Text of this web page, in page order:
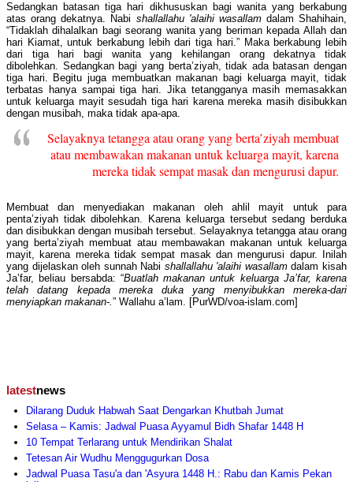
Sedangkan batasan tiga hari dikhususkan bagi wanita yang berkabung
atas orang dekatnya. Nabi shallallahu 'alaihi wasallamdalam Shahihain,
“Tidaklah dihalalkan bagi seorang wanita yang beriman kepada Allah dan
hari Kiamat, untuk berkabung lebih dari tiga hari.” Maka berkabung lebih
dari tiga hari bagi wanita yang kehilangan orang dekatnya tidak
dibolehkan. Sedangkan bagi yang berta’ziyah, tidak ada batasan dengan
tiga hari. Begitu juga membuatkan makanan bagi keluarga mayit, tidak
terbatas hanya sampai tiga hari. Jika tetangganya masih memasakkan
untuk keluarga mayit sesudah tiga hari karena mereka masih disibukkan
dengan musibah, maka tidak apa-apa.
Selayaknya tetangga atau orang yang berta’ziyah membuat
atau membawakan makanan untuk keluarga mayit, karena
mereka tidak sempat masak dan mengurusi dapur.
Membuat dan menyediakan makanan oleh ahlil mayit untuk para
penta’ziyah tidak dibolehkan. Karena keluarga tersebut sedang berduka
dan disibukkan dengan musibah tersebut. Selayaknya tetangga atau orang
yang berta’ziyah membuat atau membawakan makanan untuk keluarga
mayit, karena mereka tidak sempat masak dan mengurusi dapur. Inilah
yang dijelaskan oleh sunnah Nabi shallallahu 'alaihi wasallamdalam kisah
Ja’far, beliau bersabda: “Buatlah makanan untuk keluarga Ja’far, karena
telah datang kepada mereka duka yang menyibukkan mereka-dari
menyiapkan makanan-.” Wallahu a’lam. [PurWD/voa-islam.com]
latestnews
Dilarang Duduk Habwah Saat Dengarkan Khutbah Jumat
Selasa – Kamis: Jadwal Puasa Ayyamul Bidh Shafar 1448 H
10 Tempat Terlarang untuk Mendirikan Shalat
Tetesan Air Wudhu Menggugurkan Dosa
Jadwal Puasa Tasu'a dan 'Asyura 1448 H.: Rabu dan Kamis Pekan